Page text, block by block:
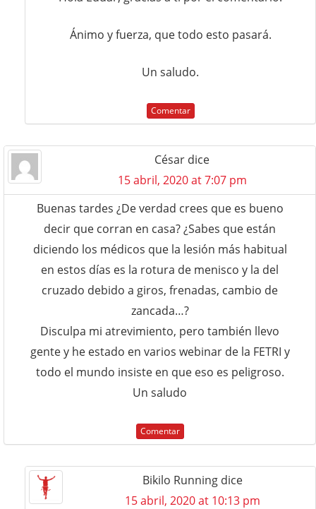
Ánimo y fuerza, que todo esto pasará.
Un saludo.
Comentar
César dice
15 abril, 2020 at 7:07 pm
Buenas tardes ¿De verdad crees que es bueno
decir que corran en casa? ¿Sabes que están
diciendo los médicos que la lesión más habitual
en estos días es la rotura de menisco y la del
cruzado debido a giros, frenadas, cambio de
zancada…?
Disculpa mi atrevimiento, pero también llevo
gente y he estado en varios webinar de la FETRI y
todo el mundo insiste en que eso es peligroso.
Un saludo
Comentar
Bikilo Running dice
15 abril, 2020 at 10:13 pm